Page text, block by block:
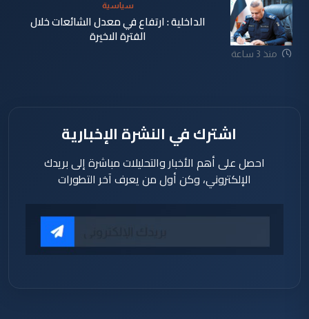
منذ 3 ساعة
سياسية
الداخلية : ارتفاع في معدل الشائعات خلال
الفترة الاخيرة
اشترك في النشرة الإخبارية
احصل على أهم الأخبار والتحليلات مباشرة إلى بريدك
الإلكتروني، وكن أول من يعرف آخر التطورات